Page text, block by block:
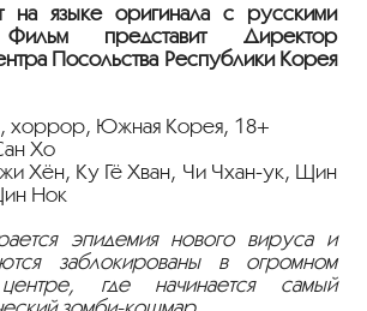
на языке оригинала с русскими
Фильм представит Директор
Посольства Республики Корея
хоррор, Южная Корея, 18+
Хо
Хён, Ку Гё Хван, Чи Чхан-ук, Щин
Нок
эпидемия нового вируса и
заблокированы в огромном
где начинается самый